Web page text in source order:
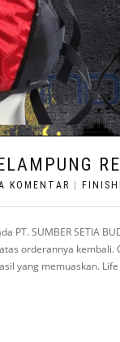
KOMENTAR
PT. SUMBER SETIA
orderannya
yang memuaskan.